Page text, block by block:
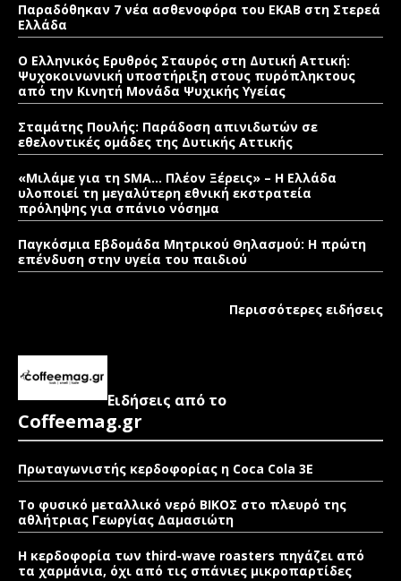
Παραδόθηκαν 7 νέα ασθενοφόρα του ΕΚΑΒ στη Στερεά
Ελλάδα
Ο Ελληνικός Ερυθρός Σταυρός στη Δυτική Αττική:
Ψυχοκοινωνική υποστήριξη στους πυρόπληκτους
από την Κινητή Μονάδα Ψυχικής Υγείας
Σταμάτης Πουλής: Παράδοση απινιδωτών σε
εθελοντικές ομάδες της Δυτικής Αττικής
«Μιλάμε για τη SMA… Πλέον Ξέρεις» – Η Ελλάδα
υλοποιεί τη μεγαλύτερη εθνική εκστρατεία
πρόληψης για σπάνιο νόσημα
Παγκόσμια Εβδομάδα Μητρικού Θηλασμού: Η πρώτη
επένδυση στην υγεία του παιδιού
Περισσότερες ειδήσεις
Ειδήσεις από το
Coffeemag.gr
Πρωταγωνιστής κερδοφορίας η Coca Cola 3E
Το φυσικό μεταλλικό νερό ΒΙΚΟΣ στο πλευρό της
αθλήτριας Γεωργίας Δαμασιώτη
Η κερδοφορία των third-wave roasters πηγάζει από
τα χαρμάνια, όχι από τις σπάνιες μικροπαρτίδες